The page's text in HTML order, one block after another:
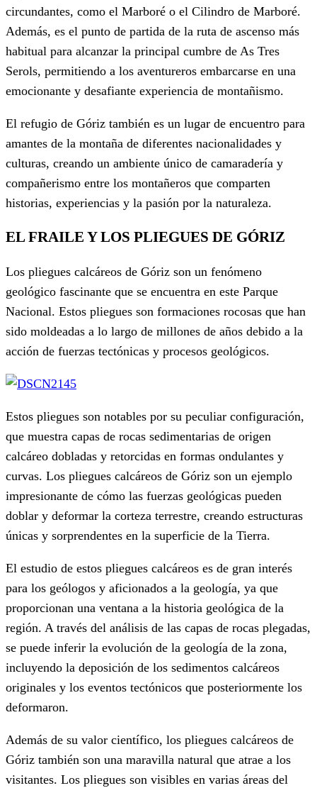
circundantes, como el Marboré o el Cilindro de Marboré.
Además, es el punto de partida de la ruta de ascenso más
habitual para alcanzar la principal cumbre de As Tres
Serols, permitiendo a los aventureros embarcarse en una
emocionante y desafiante experiencia de montañismo.
El refugio de Góriz también es un lugar de encuentro para
amantes de la montaña de diferentes nacionalidades y
culturas, creando un ambiente único de camaradería y
compañerismo entre los montañeros que comparten
historias, experiencias y la pasión por la naturaleza.
EL FRAILE Y LOS PLIEGUES DE GÓRIZ
Los pliegues calcáreos de Góriz son un fenómeno
geológico fascinante que se encuentra en este Parque
Nacional. Estos pliegues son formaciones rocosas que han
sido moldeadas a lo largo de millones de años debido a la
acción de fuerzas tectónicas y procesos geológicos.
Estos pliegues son notables por su peculiar configuración,
que muestra capas de rocas sedimentarias de origen
calcáreo dobladas y retorcidas en formas ondulantes y
curvas. Los pliegues calcáreos de Góriz son un ejemplo
impresionante de cómo las fuerzas geológicas pueden
doblar y deformar la corteza terrestre, creando estructuras
únicas y sorprendentes en la superficie de la Tierra.
El estudio de estos pliegues calcáreos es de gran interés
para los geólogos y aficionados a la geología, ya que
proporcionan una ventana a la historia geológica de la
región. A través del análisis de las capas de rocas plegadas,
se puede inferir la evolución de la geología de la zona,
incluyendo la deposición de los sedimentos calcáreos
originales y los eventos tectónicos que posteriormente los
deformaron.
Además de su valor científico, los pliegues calcáreos de
Góriz también son una maravilla natural que atrae a los
visitantes. Los pliegues son visibles en varias áreas del